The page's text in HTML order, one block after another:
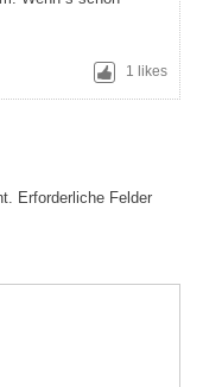
1 likes
Erforderliche Felder